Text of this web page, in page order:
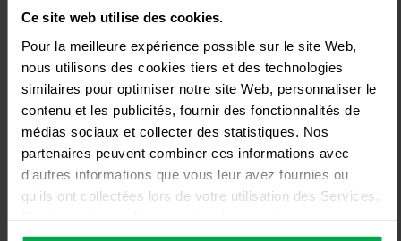
Ce site web utilise des cookies.
Pour la meilleure expérience possible sur le site Web,
nous utilisons des cookies tiers et des technologies
similaires pour optimiser notre site Web, personnaliser le
contenu et les publicités, fournir des fonctionnalités de
médias sociaux et collecter des statistiques. Nos
partenaires peuvent combiner ces informations avec
d'autres informations que vous leur avez fournies ou
qu'ils ont collectées lors de votre utilisation des Services.